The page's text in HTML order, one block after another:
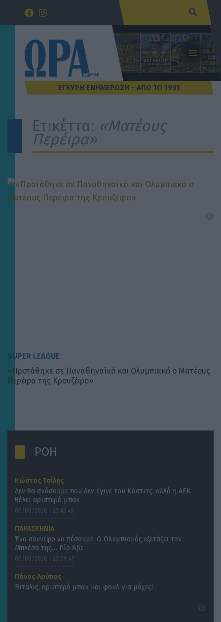
Μετάβαση
Ετικέττα: «Ματέους
Περέιρα»
SUPER LEAGUE
«Προτάθηκε σε Παναθηναϊκό και Ολυμπιακό ο Ματέους
Περέιρα της Κρουζέιρο»
ΡΟΗ
Κώστας Τσίλης
Δεν θα σκάσουμε που δεν έγινε του Κόστιτς, αλλά η ΑΕΚ
θέλει αριστερό μπακ
06/08/2026 | 23:45:49
ΠΑΡΑΣΚΗΝΙΑ
Ένα σύννεφο να πέσουμε: Ο Ολυμπιακός εξετάζει τον
Μπλέσα της… Ρίο Άβε
06/08/2026 | 23:09:47
Πάνος Λούπος
Βιτάλις, αριστερό μπακ και φουλ για μάχες!